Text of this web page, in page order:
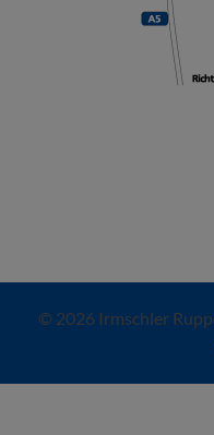
© 2026 Irmschler